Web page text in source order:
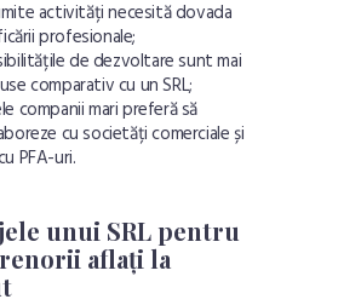
activități necesită dovada
profesionale;
de dezvoltare sunt mai
comparativ cu un SRL;
companii mari preferă să
cu societăți comerciale și
PFA-uri.
unui SRL pentru
aflați la